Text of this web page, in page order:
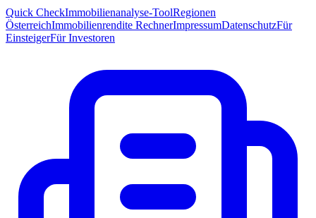
Quick CheckImmobilienanalyse-ToolRegionen
ÖsterreichImmobilienrendite RechnerImpressumDatenschutzFür
EinsteigerFür Investoren